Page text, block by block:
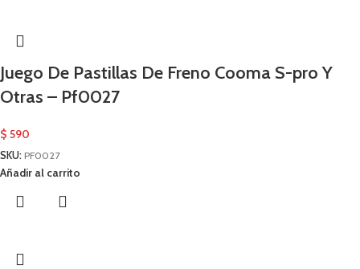
Juego De Pastillas De Freno Cooma S-pro Y
Otras – Pf0027
$ 590
SKU: PF0027
Añadir al carrito